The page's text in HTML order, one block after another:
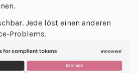
Jede löst einen anderen
Problems.